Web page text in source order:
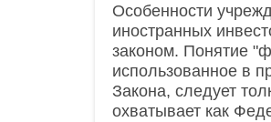
Особенности
иностранных
законом. Понятие
использованное в
Закона, следует
охватывает как